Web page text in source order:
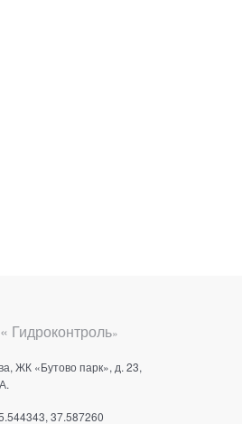
Гидроконтроль»
ЖК «Бутово парк», д. 23,
37.587260